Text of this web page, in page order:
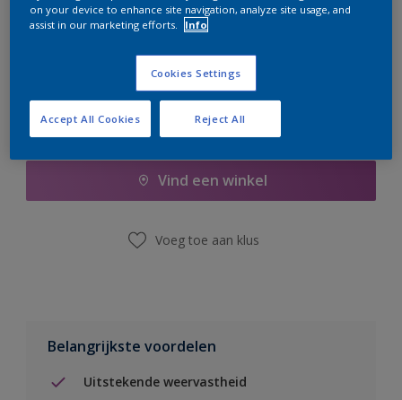
er hard aan om de voorraad aan te vullen.
Boodschappenlijst
Vind een winkel
Voeg toe aan klus
Belangrijkste voordelen
Uitstekende weervastheid
on your device to enhance site navigation, analyze site usage, and
assist in our marketing efforts.
Info
Cookies Settings
Reject All
Accept All Cookies